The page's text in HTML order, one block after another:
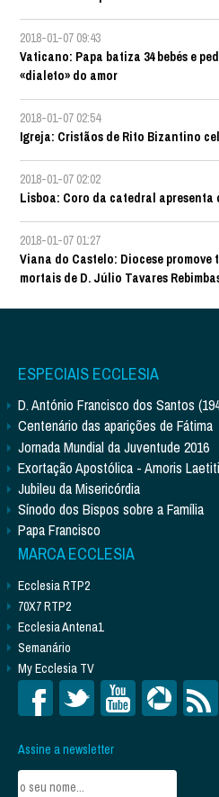
2018-01-07 09:43
Vaticano: Papa batiza 34 bebés e
«dialeto» do amor
2018-01-07 02:54
Igreja: Cristãos de Rito Bizantino
2018-01-07 02:02
Lisboa: Coro da catedral apresenta
2018-01-07 01:27
Viana do Castelo: Diocese
mortais de D. Júlio Tavares
ESPECIAIS ECCLESIA
D. António Francisco dos Santos
Centenário das aparições de Fátima
Jornada Mundial da Juventude 2016
Exortação Apostólica - Amoris
Jubileu da Misericórdia
Sínodo dos Bispos sobre a Família
Papa Francisco
MARCA ECCLESIA
Ecclesia RTP2
70X7 RTP2
Ecclesia Antena1
Semanário
My Ecclesia TV
Assine a newsletter